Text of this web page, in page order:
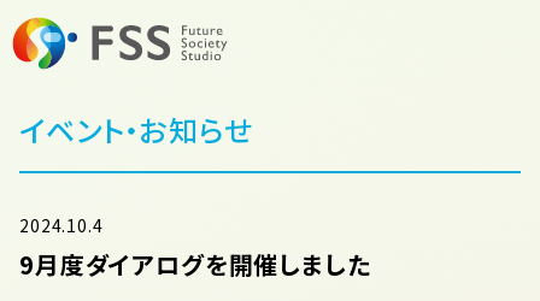
イベント・お知らせ
2024.10.4
9月度ダイアログを開催しました